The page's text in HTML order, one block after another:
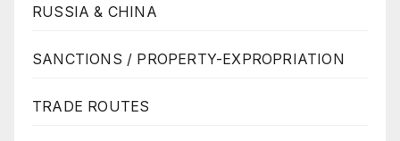
RUSSIA & CHINA
SANCTIONS / PROPERTY-EXPROPRIATION
TRADE ROUTES